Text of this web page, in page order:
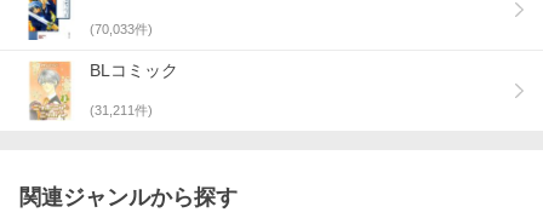
(70,033件)
BLコミック
(31,211 件)
関連ジャンルから探す